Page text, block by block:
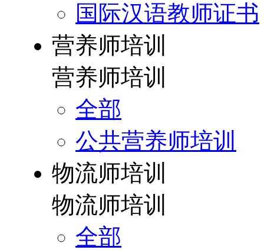
国际汉语教师证书
营养师培训
营养师培训
全部
公共营养师培训
物流师培训
物流师培训
全部